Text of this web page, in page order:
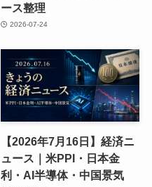
ース整理
2026-07-24
【2026年7月16日】経済ニ
ュース｜米PPI・日本金
利・AI半導体・中国景気